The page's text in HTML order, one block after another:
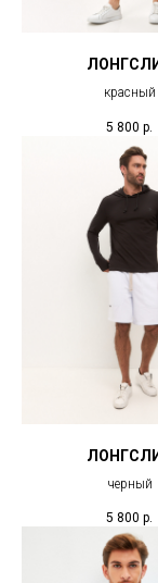
красный
5 800 р.
черный
5 800 р.